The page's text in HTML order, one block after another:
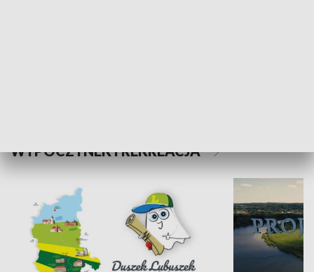
WYPOCZYNEK I REKREACJA